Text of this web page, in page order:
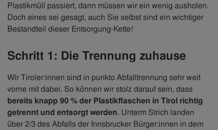
Plastikmüll passiert, dann müssen wir ein wenig ausholen.
Doch eines sei gesagt, auch Sie selbst sind ein wichtiger
Bestandteil dieser Entsorgung-Kette!
Schritt 1: Die Trennung zuhause
Wir Tiroler:innen sind in punkto Abfalltrennung sehr weit
vorne mit dabei. So können wir stolz darauf sein, dass
bereits knapp 90 % der Plastikflaschen in Tirol richtig
getrennt und entsorgt werden. Unterm Strich landen
über 2/3 des Abfalls der Innsbrucker Bürger:innen in dem